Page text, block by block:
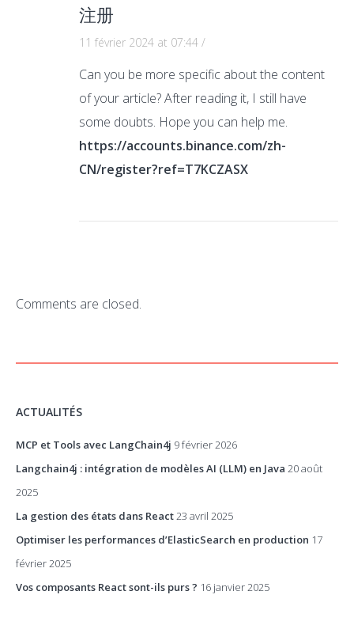
注册
11 février 2024 at 07:44 /
Can you be more specific about the content
of your article? After reading it, I still have
some doubts. Hope you can help me.
https://accounts.binance.com/zh-
CN/register?ref=T7KCZASX
Comments are closed.
ACTUALITÉS
MCP et Tools avec LangChain4j 9 février 2026
Langchain4j : intégration de modèles AI (LLM) en Java 20 août
2025
La gestion des états dans React23 avril 2025
Optimiser les performances d’ElasticSearch en production 17
février 2025
Vos composants React sont-ils purs ? 16 janvier 2025